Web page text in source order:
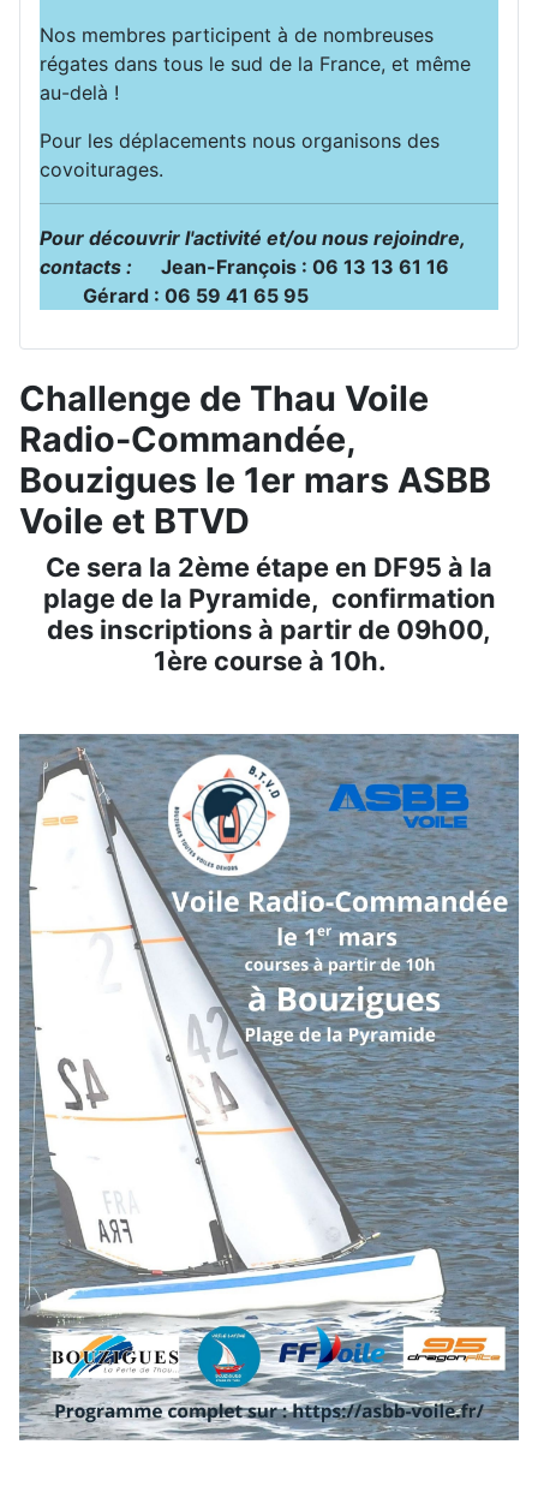
Nos membres participent à de nombreuses
régates dans tous le sud de la France, et même
au-delà !
Pour les déplacements nous organisons des
covoiturages.
Pour découvrir l'activité et/ou nous rejoindre,
contacts :
Jean-François : 06 13 13 61 16
Gérard : 06 59 41 65 95
Challenge de Thau Voile
Radio-Commandée,
Bouzigues le 1er mars ASBB
Voile et BTVD
Ce sera la 2ème étape en DF95 à la
plage de la Pyramide, confirmation
des inscriptions à partir de 09h00,
1ère course à 10h.